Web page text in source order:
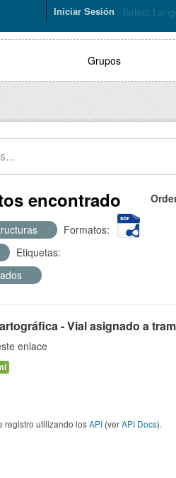
Select
Iniciar Sesión
Grupos
encontrado
Formatos:
Etiquetas:
- Vial asignado a
enlace
registro utilizando losAPI (verAPI Docs).